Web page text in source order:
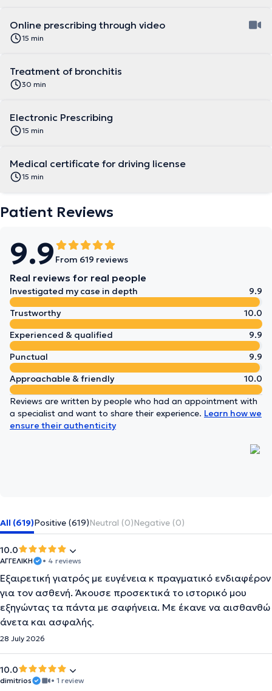
Online prescribing through video
15 min
Treatment of bronchitis
30 min
Electronic Prescribing
15 min
Medical certificate for driving license
15 min
Patient Reviews
9.9 From 619 reviews
Real reviews for real people
Investigated my case in depth
9.9
Trustworthy
10.0
Experienced & qualified
9.9
Punctual
9.9
Approachable & friendly
10.0
Reviews are written by people who had an appointment with
a specialist and want to share their experience. Learn how we
ensure their authenticity
All (619)Positive (619)Neutral (0)Negative (0)
10.0
ΑΓΓΕΛΙΚΗ • 4 reviews
Εξαιρετική γιατρός με ευγένεια κ πραγματικό ενδιαφέρον
για τον ασθενή. Άκουσε προσεκτικά το ιστορικό μου
εξηγώντας τα πάντα με σαφήνεια. Με έκανε να αισθανθώ
άνετα και ασφαλής.
28 July 2026
10.0
dimitrios • 1 review